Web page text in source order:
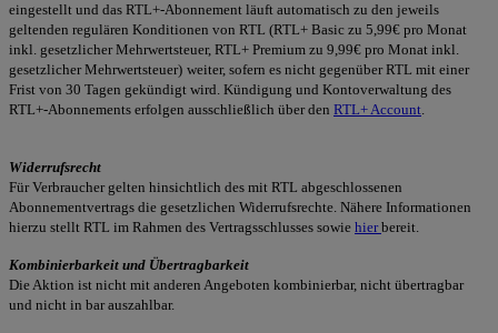
eingestellt und das RTL+-Abonnement läuft automatisch zu den jeweils
geltenden regulären Konditionen von RTL (RTL+ Basic zu 5,99€ pro Monat
inkl. gesetzlicher Mehrwertsteuer, RTL+ Premium zu 9,99€ pro Monat inkl.
gesetzlicher Mehrwertsteuer) weiter, sofern es nicht gegenüber RTL mit einer
Frist von 30 Tagen gekündigt wird. Kündigung und Kontoverwaltung des
RTL+-Abonnements erfolgen ausschließlich über den RTL+ Account.
Widerrufsrecht
Für Verbraucher gelten hinsichtlich des mit RTL abgeschlossenen
Abonnementvertrags die gesetzlichen Widerrufsrechte. Nähere Informationen
hierzu stellt RTL im Rahmen des Vertragsschlusses sowie hierbereit.
Kombinierbarkeit und Übertragbarkeit
Die Aktion ist nicht mit anderen Angeboten kombinierbar, nicht übertragbar
und nicht in bar auszahlbar.